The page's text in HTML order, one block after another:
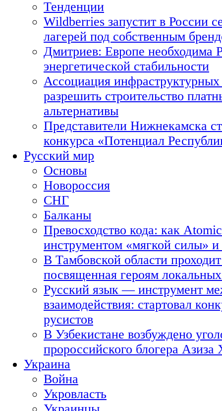
Тенденции
Wildberries запустит в России
лагерей под собственным
Дмитриев: Европе необходима
энергетической стабильности
Ассоциация
разрешить строительство
альтернативы
Представители Нижнекамска
конкурса «Потенциал
Русский мир
Основы
Новороссия
СНГ
Балканы
Превосходство кода: как
инструментом «мягкой силы» и
В Тамбовской области
посвященная героям
Русский язык — инструмент
взаимодействия: стартовал
русистов
В Узбекистане возбуждено
пророссийского блогера Азиза
Украина
Война
Укровласть